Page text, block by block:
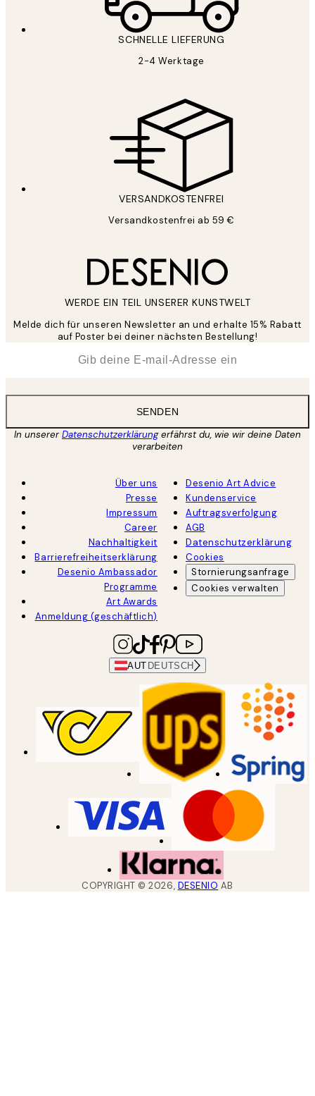
SCHNELLE LIEFERUNG
2-4 Werktage
VERSANDKOSTENFREI
Versandkostenfrei ab 59 €
WERDE EIN TEIL UNSERER KUNSTWELT
Melde dich für unseren Newsletter an und erhalte 15% Rabatt
auf Poster bei deiner nächsten Bestellung!
SENDEN
In unsererDatenschutzerklärungerfährst du, wie wir deine Daten
verarbeiten
Über uns
Presse
Impressum
Career
Nachhaltigkeit
Barrierefreiheitserklärung
Desenio Ambassador
Programme
Art Awards
Anmeldung (geschäftlich)
Desenio Art Advice
Kundenservice
Auftragsverfolgung
AGB
Datenschutzerklärung
Cookies
Stornierungsanfrage
Cookies verwalten
AUT DEUTSCH
COPYRIGHT ©2026, DESENIO AB